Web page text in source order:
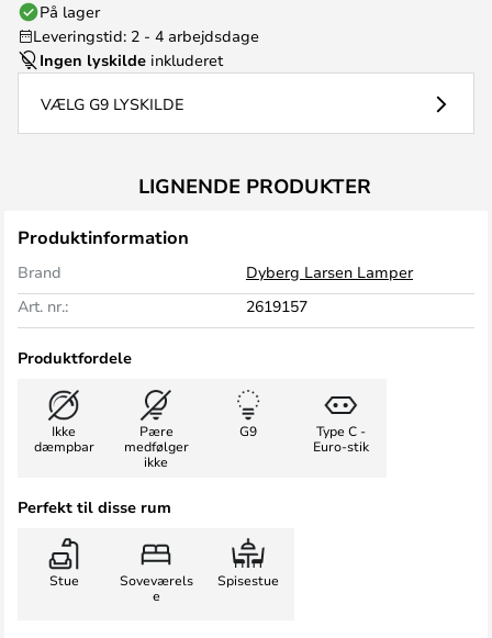
På lager
Leveringstid: 2 - 4 arbejdsdage
Ingen lyskilde inkluderet
VÆLG G9 LYSKILDE
LIGNENDE PRODUKTER
Produktinformation
Brand
Dyberg Larsen Lamper
Art. nr.:
2619157
Produktfordele
Ikke
dæmpbar
Pære
medfølger
ikke
G9
Type C -
Euro-stik
Perfekt til disse rum
Stue
Soveværels
e
Spisestue